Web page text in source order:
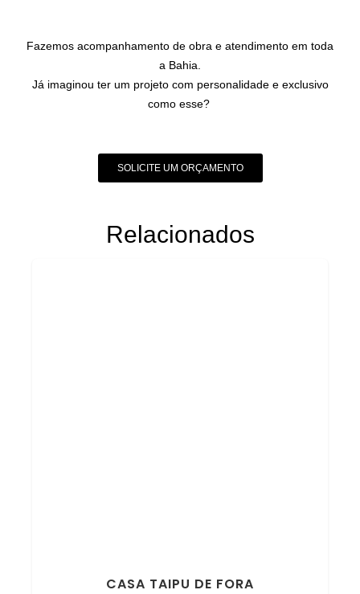
Fazemos acompanhamento de obra e atendimento em toda
a Bahia.
Já imaginou ter um projeto com personalidade e exclusivo
como esse?
SOLICITE UM ORÇAMENTO
Relacionados
CASA TAIPU DE FORA